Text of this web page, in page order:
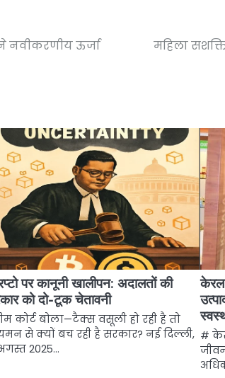
नवीकरणीय ऊर्जा
महिला
पर कानूनी खालीपन: अदालतों की
को दो-टूक चेतावनी
कोर्ट बोला—टैक्स वसूली हो रही है तो
से क्यों बच रही है सरकार? नई दिल्ली,
2025…
केरल
#